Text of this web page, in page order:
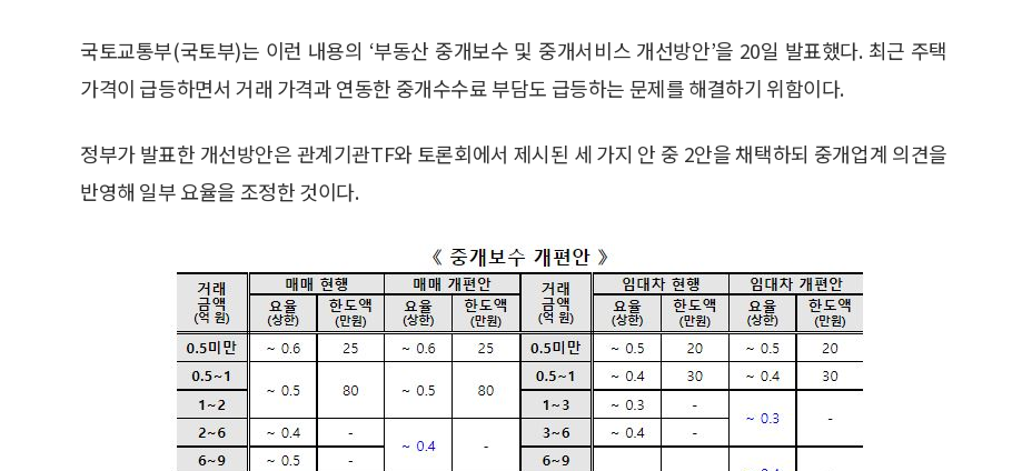
국토교통부(국토부)는 이런 내용의 ‘부동산 중개보수 및 중개서비스 개선방안’을 20일 발표했다. 최근 주택
가격이 급등하면서 거래 가격과 연동한 중개수수료 부담도 급등하는 문제를 해결하기 위함이다.
정부가 발표한 개선방안은 관계기관TF와 토론회에서 제시된 세 가지 안 중 2안을 채택하되 중개업계 의견을
반영해 일부 요율을 조정한 것이다.